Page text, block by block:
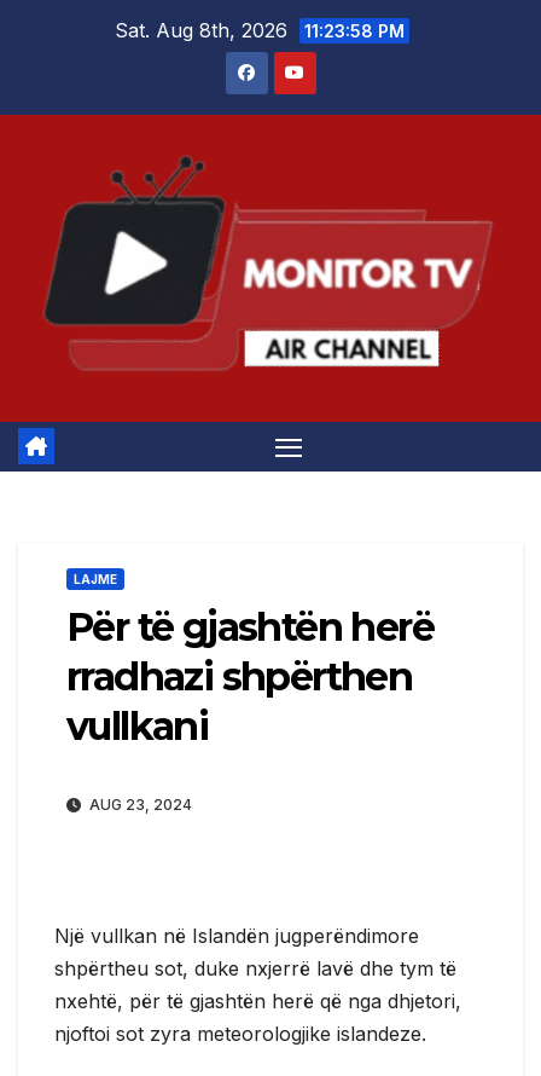
Sat. Aug 8th, 2026 11:23:59 PM
LAJME
Për të gjashtën herë
rradhazi shpërthen
vullkani
AUG 23, 2024
Një vullkan në Islandën jugperëndimore
shpërtheu sot, duke nxjerrë lavë dhe tym të
nxehtë, për të gjashtën herë që nga dhjetori,
njoftoi sot zyra meteorologjike islandeze.